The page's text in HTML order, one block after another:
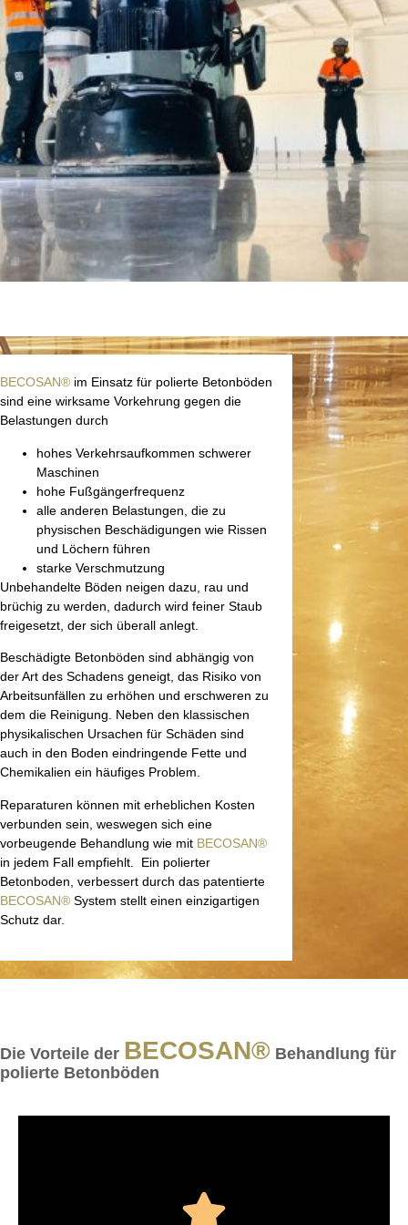
BECOSAN® im Einsatz für polierte Betonböden
sind eine wirksame Vorkehrung gegen die
Belastungen durch
hohes Verkehrsaufkommen schwerer
Maschinen
hohe Fußgängerfrequenz
alle anderen Belastungen, die zu
physischen Beschädigungen wie Rissen
und Löchern führen
starke Verschmutzung
Unbehandelte Böden neigen dazu, rau und
brüchig zu werden, dadurch wird feiner Staub
freigesetzt, der sich überall anlegt.
Beschädigte Betonböden sind abhängig von
der Art des Schadens geneigt, das Risiko von
Arbeitsunfällen zu erhöhen und erschweren zu
dem die Reinigung. Neben den klassischen
physikalischen Ursachen für Schäden sind
auch in den Boden eindringende Fette und
Chemikalien ein häufiges Problem.
Reparaturen können mit erheblichen Kosten
verbunden sein, weswegen sich eine
vorbeugende Behandlung wie mit BECOSAN®
in jedem Fall empfiehlt. Ein polierter
Betonboden, verbessert durch das patentierte
BECOSAN® System stellt einen einzigartigen
Schutz dar.
Die Vorteile der BECOSAN® Behandlung für
polierte Betonböden